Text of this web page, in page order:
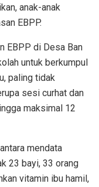
anak-anak
EBPP.
EBPP di Desa Ban
untuk berkumpul
paling tidak
sesi curhat dan
maksimal 12
mendata
23 bayi, 33 orang
vitamin ibu hamil,